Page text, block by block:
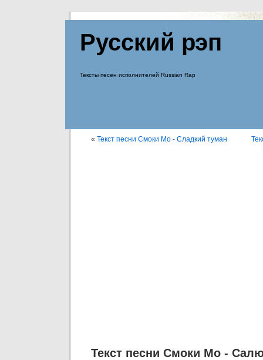
Русский рэп
Тексты песен исполнителей Russian Rap
« Текст песни Смоки Мо - Сладкий туман
Текст песни Смоки Мо -